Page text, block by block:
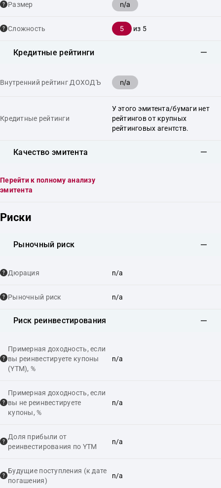
Размер n/a
Сложность 5 из 5
Кредитные рейтинги
Внутренний рейтинг ДОХОДЪ n/a
Кредитные рейтинги
У этого эмитента/бумаги нет
рейтингов от крупных
рейтинговых агентств.
Качество эмитента
Перейти к полному анализу
эмитента
Риски
Рыночный риск
Дюрация n/a
Рыночный риск n/a
Риск реинвестирования
Примерная доходность, если
вы реинвестируете купоны
(YTM), %
n/a
Примерная доходность, если
вы не реинвестируете
купоны, %
n/a
Доля прибыли от
реинвестирования по YTM
n/a
Будущие поступления (к дате
погашения)
n/a